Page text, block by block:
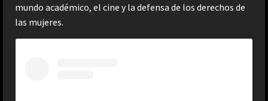
mundo académico, el cine y la defensa de los derechos de
las mujeres.